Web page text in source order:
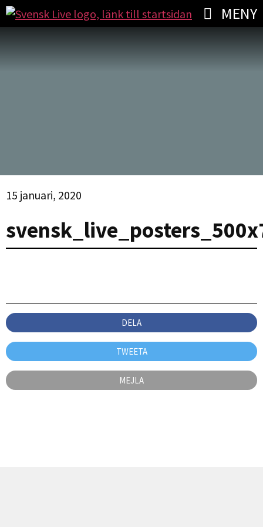
MENY
15 januari, 2020
DELA
TWEETA
MEJLA